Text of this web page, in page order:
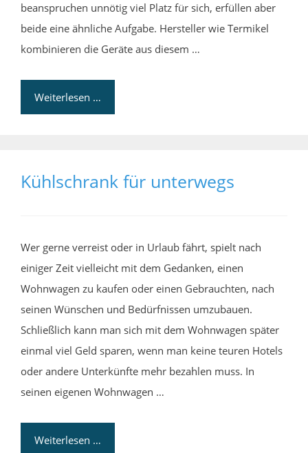
beanspruchen unnötig viel Platz für sich, erfüllen aber
beide eine ähnliche Aufgabe. Hersteller wie Termikel
kombinieren die Geräte aus diesem …
Weiterlesen …
Kühlschrank für unterwegs
Wer gerne verreist oder in Urlaub fährt, spielt nach
einiger Zeit vielleicht mit dem Gedanken, einen
Wohnwagen zu kaufen oder einen Gebrauchten, nach
seinen Wünschen und Bedürfnissen umzubauen.
Schließlich kann man sich mit dem Wohnwagen später
einmal viel Geld sparen, wenn man keine teuren Hotels
oder andere Unterkünfte mehr bezahlen muss. In
seinen eigenen Wohnwagen …
Weiterlesen …